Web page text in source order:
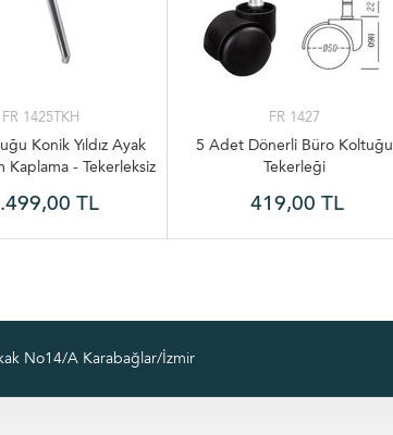
FR 1425TKH
Konik Yıldız Ayak
Kaplama - Tekerleksiz
TL
FR 1427
5 Adet Dönerli Büro Koltuğu
Tekerleği
419,00 TL
No14/A Karabağlar/İzmir